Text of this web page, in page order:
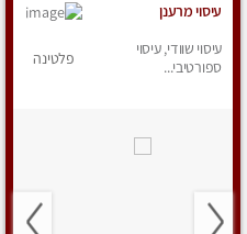
עיסוי מרענן
עיסוי שוודי, עיסוי
ספורטיבי...
פלטינה